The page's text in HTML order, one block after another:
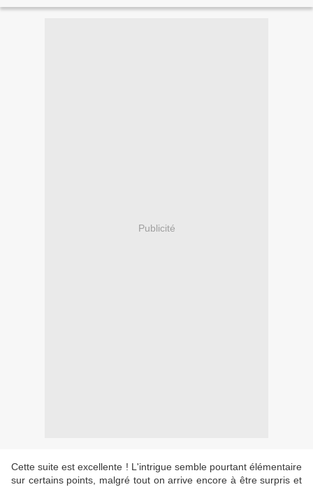
Publicité
Cette suite est excellente ! L'intrigue semble pourtant élémentaire
sur certains points, malgré tout on arrive encore à être surpris et